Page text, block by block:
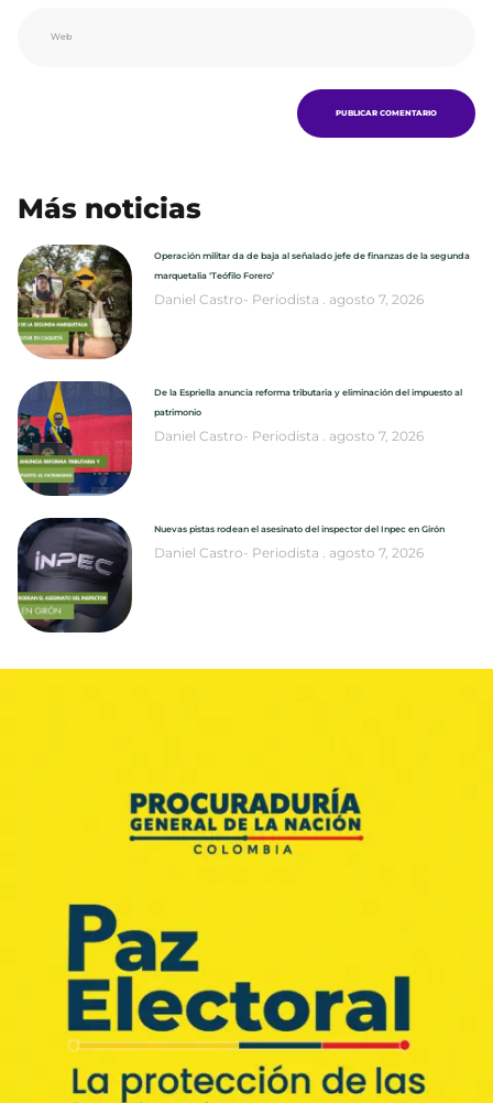
Más noticias
Operación militar da de baja al señalado jefe de finanzas de la segunda
marquetalia ‘Teófilo Forero’
Daniel Castro- Periodista agosto 7, 2026
De la Espriella anuncia reforma tributaria y eliminación del impuesto al
patrimonio
Daniel Castro- Periodista agosto 7, 2026
Nuevas pistas rodean el asesinato del inspector del Inpec en Girón
Daniel Castro- Periodista agosto 7, 2026